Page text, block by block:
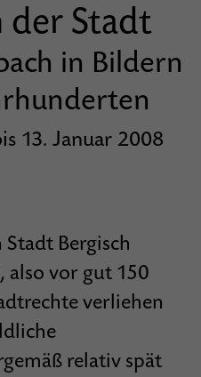
der Stadt
in Bildern
13. Januar 2008
Bergisch
also vor gut 150
verliehen
relativ spät